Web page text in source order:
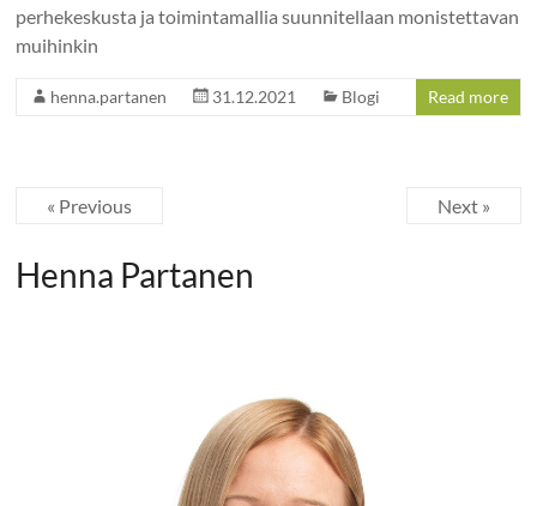
perhekeskusta ja toimintamallia suunnitellaan monistettavan
muihinkin
henna.partanen 31.12.2021 Blogi Read more
« Previous Next »
Henna Partanen